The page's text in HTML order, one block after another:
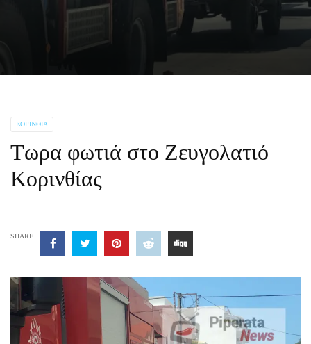
ΚΟΡΙΝΘΊΑ
Τωρα φωτιά στο Ζευγολατιό
Κορινθίας
SHARE